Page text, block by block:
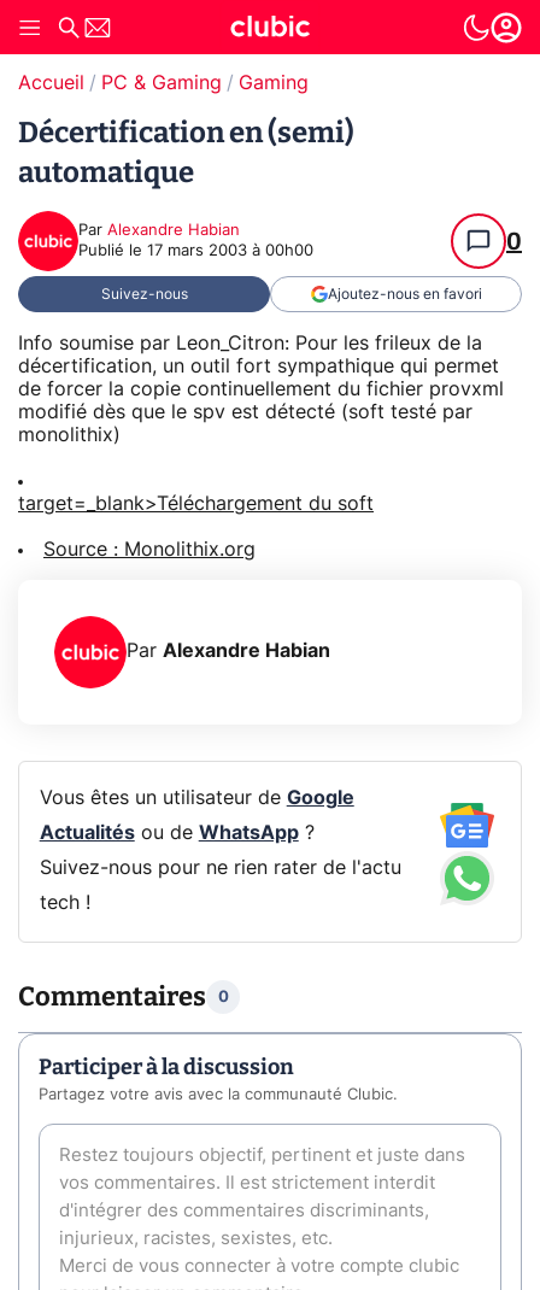
Accueil PC & Gaming Gaming
Décertification en (semi)
automatique
Par Alexandre Habian
Publié le 17 mars 2003 à 00h00 0
Suivez-nous Ajoutez-nous en favori
Info soumise par Leon_Citron: Pour les frileux de la
décertification, un outil fort sympathique qui permet
de forcer la copie continuellement du fichier provxml
modifié dès que le spv est détecté (soft testé par
monolithix)
target=_blank>Téléchargement du soft
Source : Monolithix.org
Par Alexandre Habian
Vous êtes un utilisateur de Google
Actualitésou de WhatsApp?
Suivez-nous pour ne rien rater de l'actu
tech !
Commentaires 0
Participer à la discussion
Partagez votre avis avec la communauté Clubic.